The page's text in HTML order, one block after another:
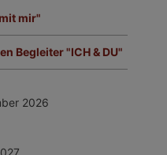
mir"
Begleiter "ICH & DU"
2026